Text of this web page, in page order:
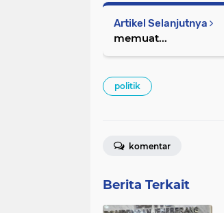
Artikel Selanjutnya
memuat...
politik
komentar
Berita Terkait